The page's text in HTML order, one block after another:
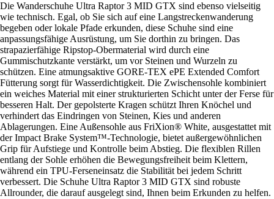
Die Wanderschuhe Ultra Raptor 3 MID GTX sind ebenso vielseitig
wie technisch. Egal, ob Sie sich auf eine Langstreckenwanderung
begeben oder lokale Pfade erkunden, diese Schuhe sind eine
anpassungsfähige Ausrüstung, um Sie dorthin zu bringen. Das
strapazierfähige Ripstop-Obermaterial wird durch eine
Gummischutzkante verstärkt, um vor Steinen und Wurzeln zu
schützen. Eine atmungsaktive GORE-TEX ePE Extended Comfort
Fütterung sorgt für Wasserdichtigkeit. Die Zwischensohle kombiniert
ein weiches Material mit einer strukturierten Schicht unter der Ferse für
besseren Halt. Der gepolsterte Kragen schützt Ihren Knöchel und
verhindert das Eindringen von Steinen, Kies und anderen
Ablagerungen. Eine Außensohle aus FriXion® White, ausgestattet mit
der Impact Brake System™-Technologie, bietet außergewöhnlichen
Grip für Aufstiege und Kontrolle beim Abstieg. Die flexiblen Rillen
entlang der Sohle erhöhen die Bewegungsfreiheit beim Klettern,
während ein TPU-Ferseneinsatz die Stabilität bei jedem Schritt
verbessert. Die Schuhe Ultra Raptor 3 MID GTX sind robuste
Allrounder, die darauf ausgelegt sind, Ihnen beim Erkunden zu helfen.